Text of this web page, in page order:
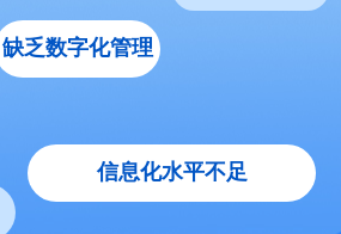
缺乏数字化管理
信息化水平不足